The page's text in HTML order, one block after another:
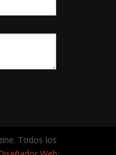
Todos los